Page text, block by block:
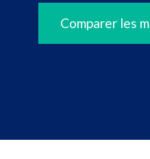
Comparer les